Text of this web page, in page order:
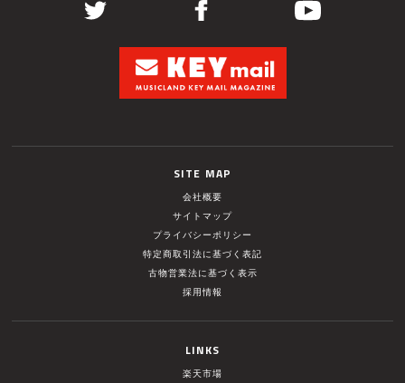
SITE MAP
会社概要
サイトマップ
プライバシーポリシー
特定商取引法に基づく表記
古物営業法に基づく表示
採用情報
LINKS
楽天市場